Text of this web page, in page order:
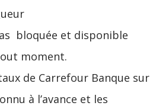
bloquée et disponible
moment.
de Carrefour Banque sur
à l’avance et les